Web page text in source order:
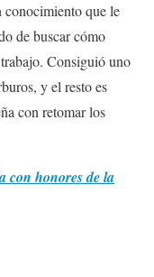
conocimiento que le
de buscar cómo
trabajo. Consiguió uno
y el resto es
con retomar los
con honores de la